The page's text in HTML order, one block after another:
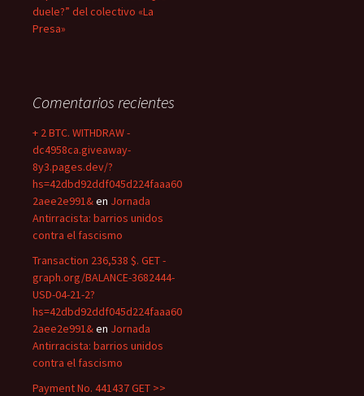
duele?” del colectivo «La
Presa»
Comentarios recientes
+ 2 BTC. WITHDRAW -
dc4958ca.giveaway-
8y3.pages.dev/?
hs=42dbd92ddf045d224faaa60
2aee2e991&en Jornada
Antirracista: barrios unidos
contra el fascismo
Transaction 236,538 $. GET -
graph.org/BALANCE-3682444-
USD-04-21-2?
hs=42dbd92ddf045d224faaa60
2aee2e991&en Jornada
Antirracista: barrios unidos
contra el fascismo
Payment No. 441437 GET >>